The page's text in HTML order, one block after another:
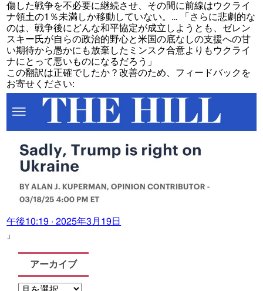
傷した戦争を不必要に継続させ、その間に前線はウクライ
ナ領土の1％未満しか移動していない。… 「さらに悲劇的な
のは、戦争後にどんな和平協定が成立しようとも、ゼレン
スキー氏が自らの政治的野心と米国の底なしの支援への甘
い期待から愚かにも放棄したミンスク合意よりもウクライ
ナにとって悪いものになるだろう」
この翻訳は正確でしたか？改善のため、フィードバックを
お寄せください:
午後10:19 · 2025年3月19日
」
アーカイブ
ア